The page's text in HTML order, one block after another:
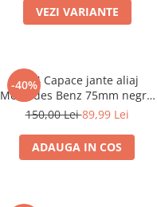
VEZI VARIANTE
-40%
set 4 Capace jante aliaj
Mercedes Benz 75mm negru
lucios complet (inel prindere)
150,00 Lei89,99 Lei
ADAUGA IN COS